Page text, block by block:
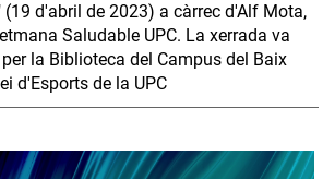
(19 d'abril de 2023) a càrrec d'Alf Mota,
Saludable UPC. La xerrada va
la Biblioteca del Campus del Baix
d'Esports de la UPC